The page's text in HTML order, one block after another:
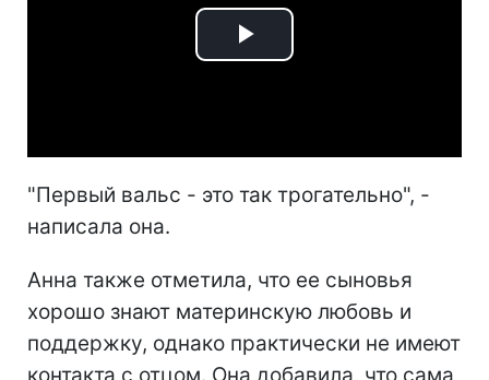
Play
"Первый вальс - это так трогательно", -
написала она.
Анна также отметила, что ее сыновья
хорошо знают материнскую любовь и
поддержку, однако практически не имеют
контакта с отцом. Она добавила, что сама